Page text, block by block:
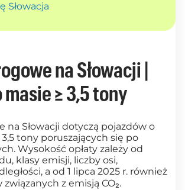
Słowacja
na Słowacji |
masie ≥ 3,5 tony
na Słowacji dotyczą pojazdów o
tony poruszających się po
Wysokość opłaty zależy od
klasy emisji, liczby osi,
a od 1 lipca 2025 r. również
z emisją CO₂.